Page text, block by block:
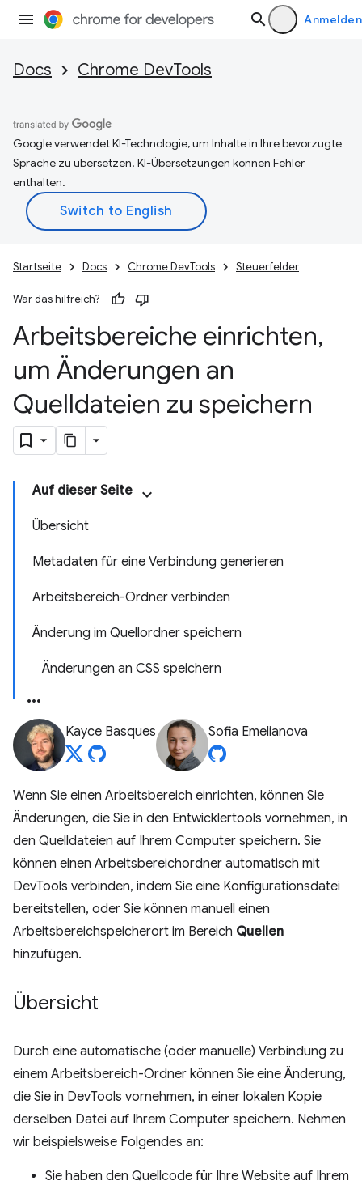
Anmelden
Docs Chrome DevTools
Google verwendet KI-Technologie, um Inhalte in Ihre bevorzugte
Sprache zu übersetzen. KI-Übersetzungen können Fehler
enthalten.
Startseite Docs Chrome DevTools Steuerfelder
War das hilfreich?
Arbeitsbereiche einrichten,
um Änderungen an
Quelldateien zu speichern
Auf dieser Seite
Übersicht
Metadaten für eine Verbindung generieren
Arbeitsbereich-Ordner verbinden
Änderung im Quellordner speichern
Änderungen an CSS speichern
Kayce Basques Sofia Emelianova
Wenn Sie einen Arbeitsbereich einrichten, können Sie
Änderungen, die Sie in den Entwicklertools vornehmen, in
den Quelldateien auf Ihrem Computer speichern. Sie
können einen Arbeitsbereichordner automatisch mit
DevTools verbinden, indem Sie eine Konfigurationsdatei
bereitstellen, oder Sie können manuell einen
Arbeitsbereichspeicherort im Bereich Quellen
hinzufügen.
Übersicht
Durch eine automatische (oder manuelle) Verbindung zu
einem Arbeitsbereich-Ordner können Sie eine Änderung,
die Sie in DevTools vornehmen, in einer lokalen Kopie
derselben Datei auf Ihrem Computer speichern. Nehmen
wir beispielsweise Folgendes an:
Sie haben den Quellcode für Ihre Website auf Ihrem